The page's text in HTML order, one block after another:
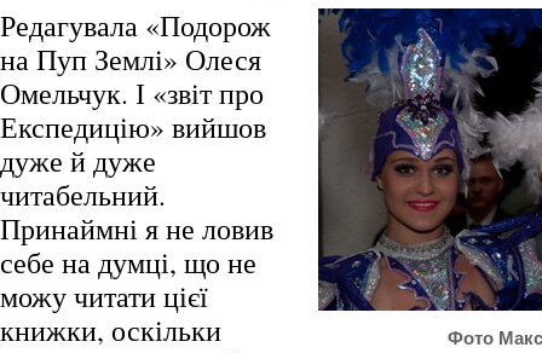
Фото
Редагувала «Подорож
на Пуп Землі» Олеся
Омельчук. І «звіт про
Експедицію» вийшов
дуже й дуже
читабельний.
Принаймні я не ловив
себе на думці, що не
можу читати цієї
книжки, оскільки